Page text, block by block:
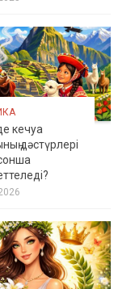
кечуа
дәстүрлері